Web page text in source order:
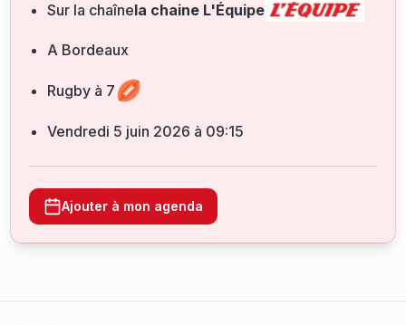
Sur la chaînela chaine L'Équipe
A Bordeaux
Rugby à 7
vendredi 5 juin 2026 à 09:15
Ajouter à mon agenda